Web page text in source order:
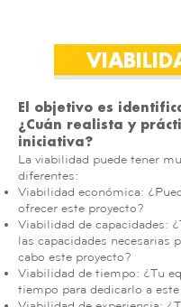
El objetivo es
¿Cuán realista y
iniciativa?
La viabilidad puede tener
diferentes:
Viabilidad económica:
ofrecer este proyecto?
Viabilidad de capacidades:
las capacidades necesarias
cabo este proyecto?
Viabilidad de tiempo: ¿Tu
tiempo para dedicarlo a